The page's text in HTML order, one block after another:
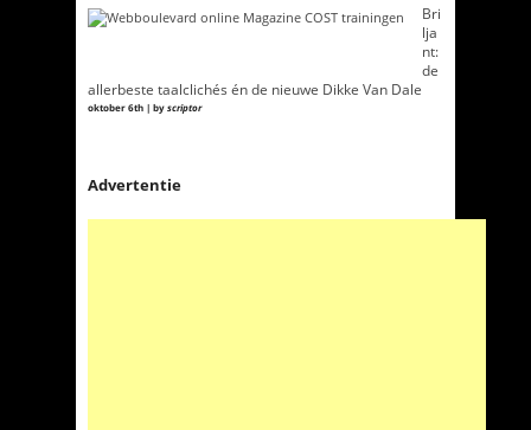
Bri
lja
nt:
de
allerbeste taalclichés én de nieuwe Dikke Van Dale
oktober 6th | byscriptor
Advertentie